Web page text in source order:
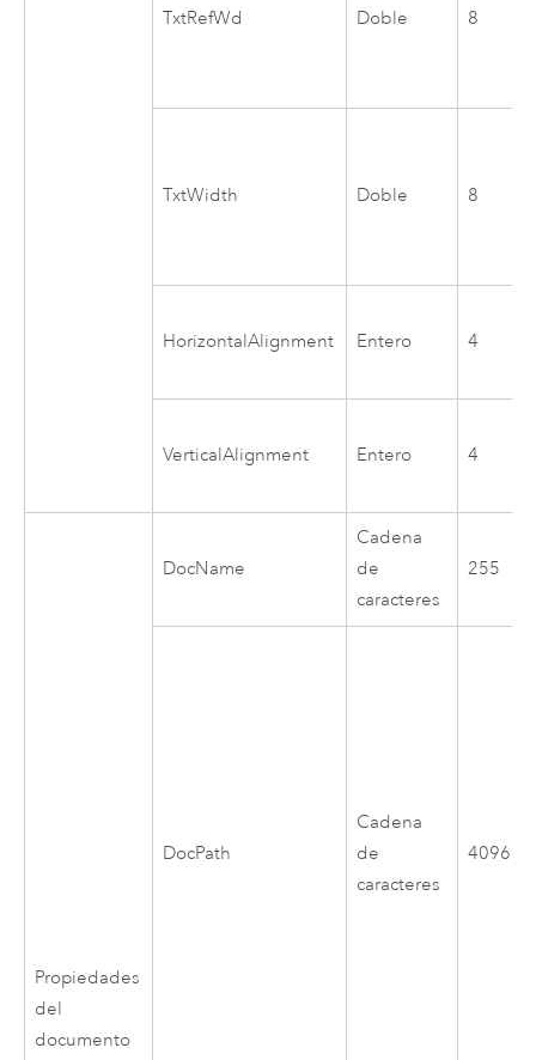
TxtRefWd Doble 8
TxtWidth Doble 8
HorizontalAlignment Entero 4
VerticalAlignment Entero 4
Propiedades
del
documento
DocName
Cadena
de
caracteres
255
DocPath
Cadena
de
caracteres
4096